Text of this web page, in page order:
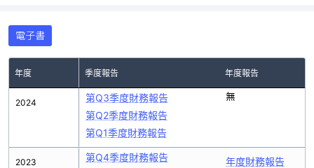
電子書
年度 季度報告 年度報告
2024
2023
第Q3季度財務報告
第Q2季度財務報告
第Q1季度財務報告
無
第Q4季度財務報告
年度財務報告